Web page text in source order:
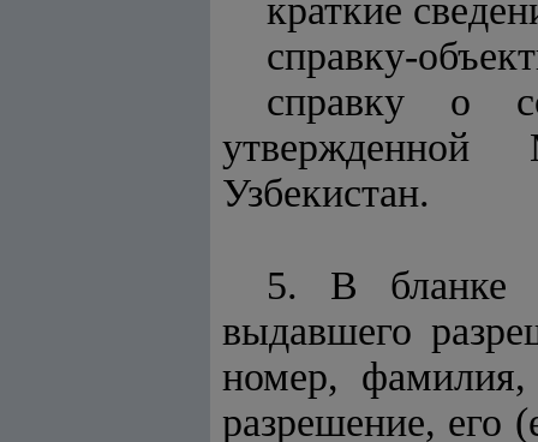
краткие
справку-
справку о
утвержденной
Узбекистан.
5. В бланке
выдавшего
номер, фамилия,
разрешение, его